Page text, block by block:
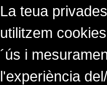
La teua
utilitzem
´ús i
l'experiència